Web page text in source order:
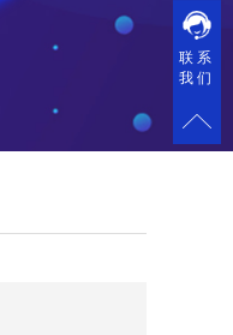
联系
我们